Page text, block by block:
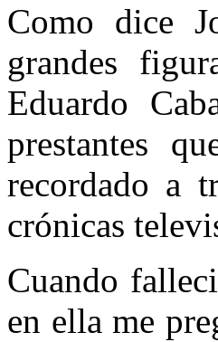
Como dice
grandes
Eduardo
prestantes
recordado a
crónicas
Cuando
en ella me